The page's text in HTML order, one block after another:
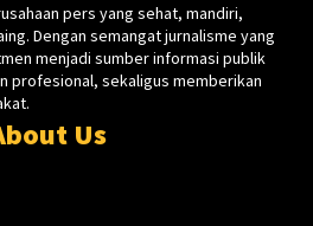
pers yang sehat, mandiri,
Dengan semangat jurnalisme yang
menjadi sumber informasi publik
profesional, sekaligus memberikan
Us